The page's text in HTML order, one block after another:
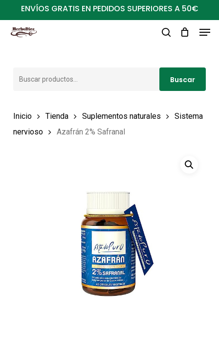
al
contenido
ENVÍOS GRATIS EN PEDIDOS SUPERIORES A 50€
Buscar
Inicio Tienda Suplementos naturales
Sistema
nervioso
Azafrán 2% Safranal
Close